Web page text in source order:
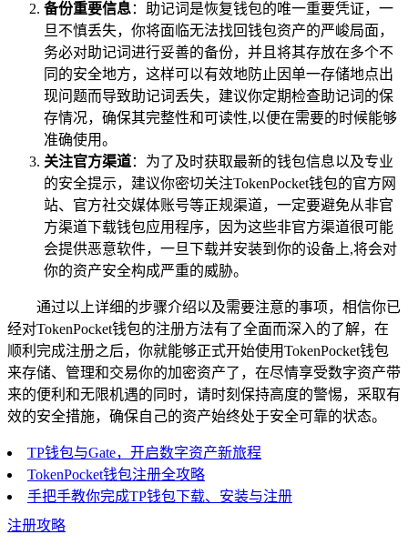
备份重要信息：助记词是恢复钱包的唯一重要凭证，一
旦不慎丢失，你将面临无法找回钱包资产的严峻局面，
务必对助记词进行妥善的备份，并且将其存放在多个不
同的安全地方，这样可以有效地防止因单一存储地点出
现问题而导致助记词丢失，建议你定期检查助记词的保
存情况，确保其完整性和可读性,以便在需要的时候能够
准确使用。
关注官方渠道：为了及时获取最新的钱包信息以及专业
的安全提示，建议你密切关注TokenPocket钱包的官方网
站、官方社交媒体账号等正规渠道，一定要避免从非官
方渠道下载钱包应用程序，因为这些非官方渠道很可能
会提供恶意软件，一旦下载并安装到你的设备上,将会对
你的资产安全构成严重的威胁。
通过以上详细的步骤介绍以及需要注意的事项，相信你已
经对TokenPocket钱包的注册方法有了全面而深入的了解，在
顺利完成注册之后，你就能够正式开始使用TokenPocket钱包
来存储、管理和交易你的加密资产了，在尽情享受数字资产带
来的便利和无限机遇的同时，请时刻保持高度的警惕，采取有
效的安全措施，确保自己的资产始终处于安全可靠的状态。
TP钱包与Gate，开启数字资产新旅程
TokenPocket钱包注册全攻略
手把手教你完成TP钱包下载、安装与注册
注册攻略